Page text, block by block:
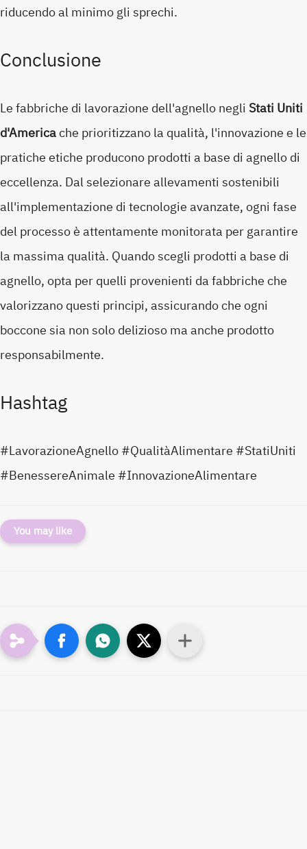
riducendo al minimo gli sprechi.
Conclusione
Le fabbriche di lavorazione dell'agnello negli Stati Uniti
d'Americache prioritizzano la qualità, l'innovazione e le
pratiche etiche producono prodotti a base di agnello di
eccellenza. Dal selezionare allevamenti sostenibili
all'implementazione di tecnologie avanzate, ogni fase
del processo è attentamente monitorata per garantire
la massima qualità. Quando scegli prodotti a base di
agnello, opta per quelli provenienti da fabbriche che
valorizzano questi principi, assicurando che ogni
boccone sia non solo delizioso ma anche prodotto
responsabilmente.
Hashtag
#LavorazioneAgnello #QualitàAlimentare #StatiUniti
#BenessereAnimale #InnovazioneAlimentare
You may like